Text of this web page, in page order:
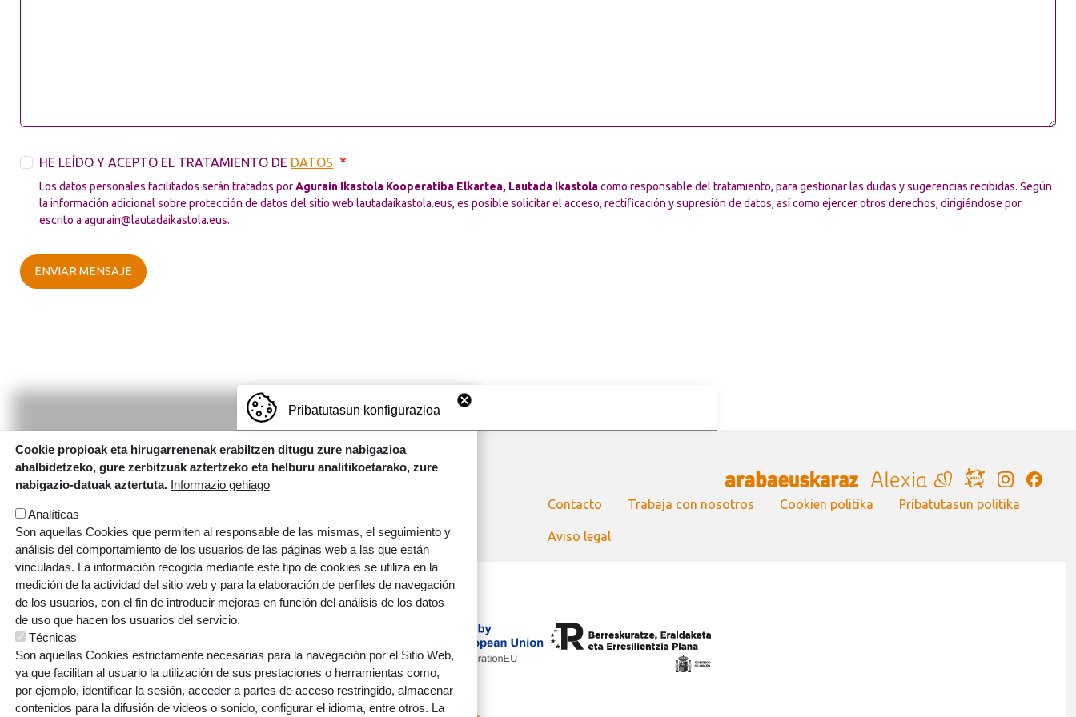
HE LEÍDO Y ACEPTO EL TRATAMIENTO DE DATOS
Los datos personales facilitados serán tratados porAgurain Ikastola Kooperatiba Elkartea, Lautada Ikastolacomo responsable del tratamiento, para gestionar las dudas y sugerencias recibidas. Según
la información adicional sobre protección de datos del sitio web lautadaikastola.eus, es posible solicitar el acceso, rectificación y supresión de datos, así como ejercer otros derechos, dirigiéndose por
escrito a agurain@lautadaikastola.eus.
ENVIAR MENSAJE
Irudia
Zuazo errepidea, 29. 01200 Agurain (Araba)
T.945 300 215|E.agurain@lautadaikastola.eus
Irudia
Contacto Trabaja con nosotros Cookien politika Pribatutasun politika
Aviso legal
Irudia
Pribatutasun konfigurazioa
Cookie propioak eta hirugarrenenak erabiltzen ditugu zure nabigazioa
ahalbidetzeko, gure zerbitzuak aztertzeko eta helburu analitikoetarako, zure
nabigazio-datuak aztertuta. Informazio gehiago
Analíticas
Son aquellas Cookies que permiten al responsable de las mismas, el seguimiento y
análisis del comportamiento de los usuarios de las páginas web a las que están
vinculadas. La información recogida mediante este tipo de cookies se utiliza en la
medición de la actividad del sitio web y para la elaboración de perfiles de navegación
de los usuarios, con el fin de introducir mejoras en función del análisis de los datos
de uso que hacen los usuarios del servicio.
Técnicas
Son aquellas Cookies estrictamente necesarias para la navegación por el Sitio Web,
ya que facilitan al usuario la utilización de sus prestaciones o herramientas como,
por ejemplo, identificar la sesión, acceder a partes de acceso restringido, almacenar
contenidos para la difusión de videos o sonido, configurar el idioma, entre otros. La